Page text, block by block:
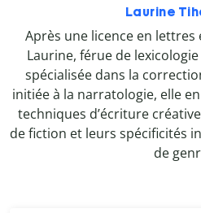
Laurine
Après une licence en lettres
Laurine, férue de
spécialisée dans la
initiée à la narratologie, elle
techniques d’écriture
de fiction et leurs spécificités
de